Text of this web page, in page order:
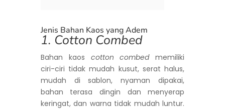
Jenis Bahan Kaos yang Adem
1. Cotton Combed
Bahan kaos cotton combedmemiliki
ciri-ciri tidak mudah kusut, serat halus,
mudah di sablon, nyaman dipakai,
bahan terasa dingin dan menyerap
keringat, dan warna tidak mudah luntur.